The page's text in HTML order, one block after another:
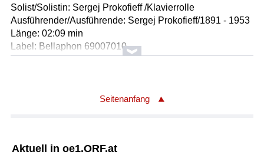
Solist/Solistin: Sergej Prokofieff /Klavierrolle
Ausführender/Ausführende: Sergej Prokofieff/1891 - 1953
Länge: 02:09 min
Label: Bellaphon 69007010
SCRIABIN, LJAPUNOW / Klavierrolle
Länge: 02:55 min
Seitenanfang
Aktuell in oe1.ORF.at